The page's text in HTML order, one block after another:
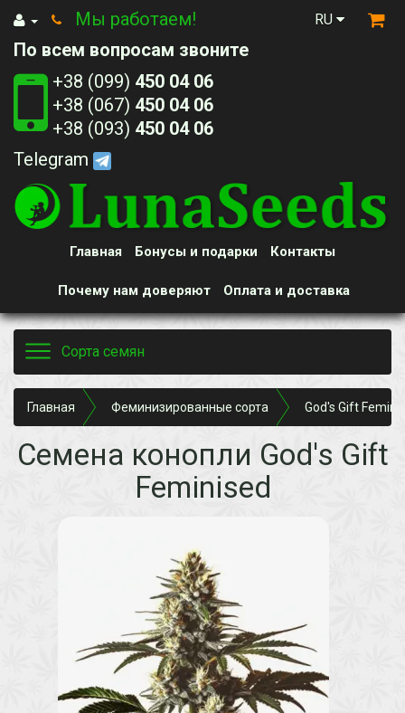
RU
Мы работаем!
По всем вопросам звоните
+38 (099) 450 04 06
+38 (067) 450 04 06
+38 (093) 450 04 06
Telegram
Главная
Почему нам доверяют
Контакты
Бонусы и подарки
Оплата и доставка
Toggle
navigation
Сорта семян
Главная Феминизированные сорта God's Gift
Семена конопли God's Gift
Feminised